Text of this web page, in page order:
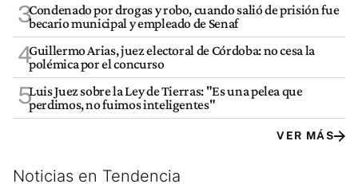
3Condenado por drogas y robo, cuando salió de prisión fue
becario municipal y empleado de Senaf
4Guillermo Arias, juez electoral de Córdoba: no cesa la
polémica por el concurso
5Luis Juez sobre la Ley de Tierras: "Es una pelea que
perdimos, no fuimos inteligentes"
VER MÁS
Noticias en Tendencia